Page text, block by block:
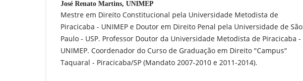
José Renato Martins, UNIMEP
Mestre em Direito Constitucional pela Universidade Metodista de
Piracicaba - UNIMEP e Doutor em Direito Penal pela Universidade de São
Paulo - USP. Professor Doutor da Universidade Metodista de Piracicaba -
UNIMEP. Coordenador do Curso de Graduação em Direito "Campus"
Taquaral - Piracicaba/SP (Mandato 2007-2010 e 2011-2014).